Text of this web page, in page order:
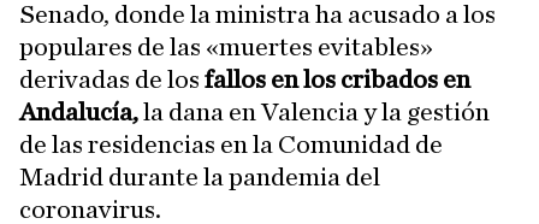
Senado, donde la ministra ha acusado a los
populares de las «muertes evitables»
derivadas de los fallos en los cribados en
Andalucía,la dana en Valencia y la gestión
de las residencias en la Comunidad de
Madrid durante la pandemia del
coronavirus.